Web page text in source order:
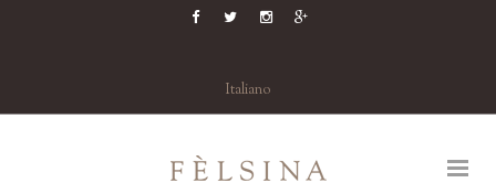
Italiano